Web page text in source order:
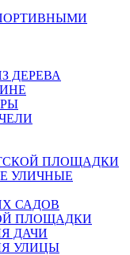
ДЕРЕВА
ПЛОЩАДКИ
УЛИЧНЫЕ
САДОВ
ПЛОЩАДКИ
ДАЧИ
УЛИЦЫ